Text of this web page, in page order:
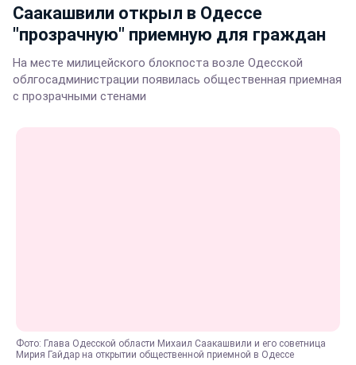
Саакашвили открыл в Одессе
"прозрачную" приемную для граждан
На месте милицейского блокпоста возле Одесской
облгосадминистрации появилась общественная приемная
с прозрачными стенами
Фото: Глава Одесской области Михаил Саакашвили и его советница
Мирия Гайдар на открытии общественной приемной в Одессе